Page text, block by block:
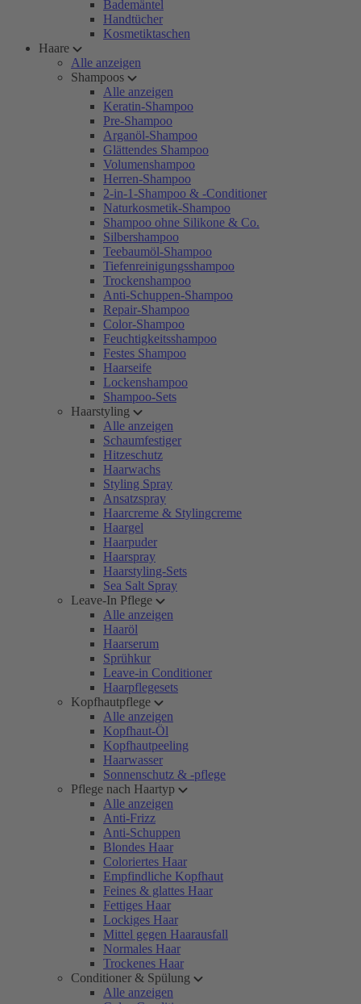
Bademäntel
Handtücher
Kosmetiktaschen
Haare
Alle anzeigen
Shampoos
Alle anzeigen
Keratin-Shampoo
Pre-Shampoo
Arganöl-Shampoo
Glättendes Shampoo
Volumenshampoo
Herren-Shampoo
2-in-1-Shampoo & -Conditioner
Naturkosmetik-Shampoo
Shampoo ohne Silikone & Co.
Silbershampoo
Teebaumöl-Shampoo
Tiefenreinigungsshampoo
Trockenshampoo
Anti-Schuppen-Shampoo
Repair-Shampoo
Color-Shampoo
Feuchtigkeitsshampoo
Festes Shampoo
Haarseife
Lockenshampoo
Shampoo-Sets
Haarstyling
Alle anzeigen
Schaumfestiger
Hitzeschutz
Haarwachs
Styling Spray
Ansatzspray
Haarcreme & Stylingcreme
Haargel
Haarpuder
Haarspray
Haarstyling-Sets
Sea Salt Spray
Leave-In Pflege
Alle anzeigen
Haaröl
Haarserum
Sprühkur
Leave-in Conditioner
Haarpflegesets
Kopfhautpflege
Alle anzeigen
Kopfhaut-Öl
Kopfhautpeeling
Haarwasser
Sonnenschutz & -pflege
Pflege nach Haartyp
Alle anzeigen
Anti-Frizz
Anti-Schuppen
Blondes Haar
Coloriertes Haar
Empfindliche Kopfhaut
Feines & glattes Haar
Fettiges Haar
Lockiges Haar
Mittel gegen Haarausfall
Normales Haar
Trockenes Haar
Conditioner & Spülung
Alle anzeigen